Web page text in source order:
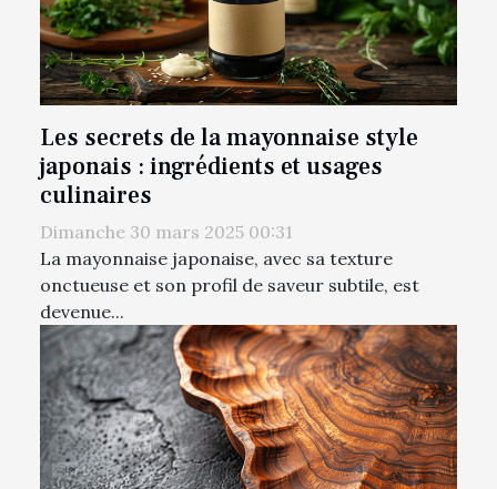
Les secrets de la mayonnaise style
japonais : ingrédients et usages
culinaires
Dimanche 30 mars 2025 00:31
La mayonnaise japonaise, avec sa texture
onctueuse et son profil de saveur subtile, est
devenue...